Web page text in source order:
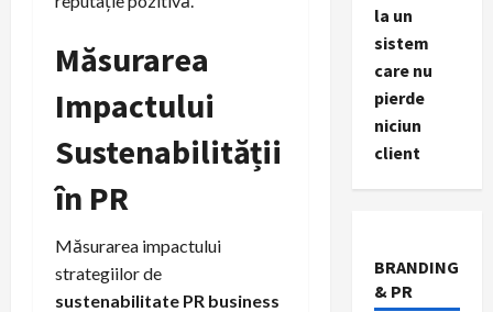
Măsurarea
Impactului
Sustenabilității
în PR
Măsurarea impactului
strategiilor de
sustenabilitate PR business
la un
sistem
care nu
pierde
niciun
client
BRANDING
& PR